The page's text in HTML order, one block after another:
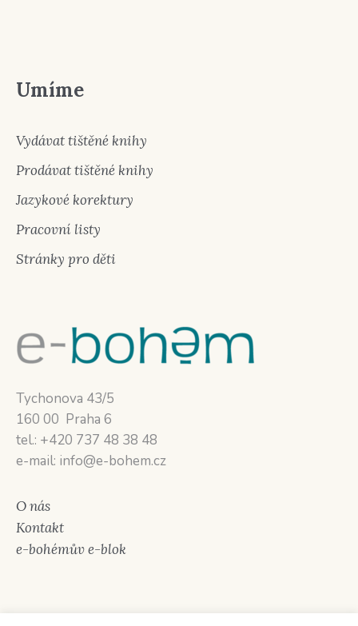
Umíme
Vydávat tištěné knihy
Prodávat tištěné knihy
Jazykové korektury
Pracovní listy
Stránky pro děti
Tychonova 43/5
160 00 Praha 6
tel.: +420 737 48 38 48
e-mail: info@e-bohem.cz
O nás
Kontakt
e-bohémův e-blok